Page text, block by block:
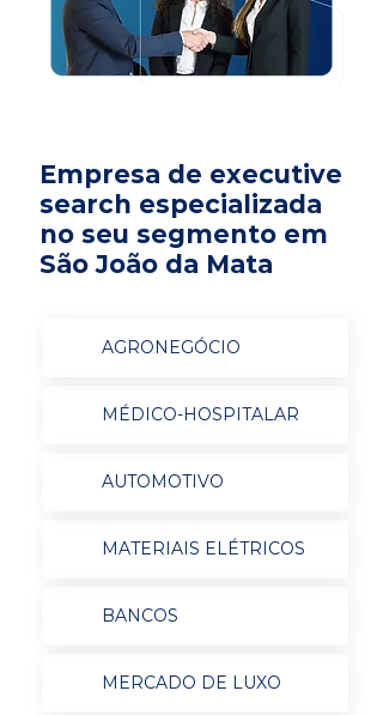
Empresa de executive
search especializada
no seu segmento em
São João da Mata
AGRONEGÓCIO
MÉDICO-HOSPITALAR
AUTOMOTIVO
MATERIAIS ELÉTRICOS
BANCOS
MERCADO DE LUXO